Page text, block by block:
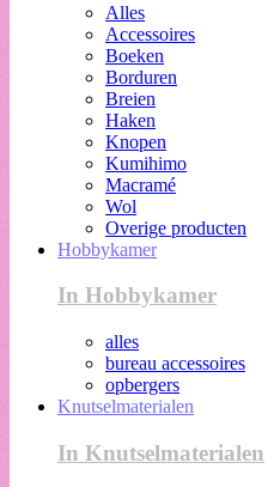
Alles
Accessoires
Boeken
Borduren
Breien
Haken
Knopen
Kumihimo
Macramé
Wol
Overige producten
Hobbykamer
In Hobbykamer
alles
bureau accessoires
opbergers
Knutselmaterialen
In Knutselmaterialen